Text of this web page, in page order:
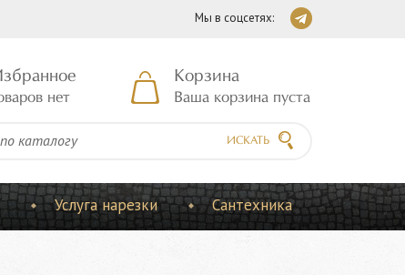
Мы в соцсетях:
нет
Корзина
Ваша корзина пуста
ИСКАТЬ
Услуга нарезки Сантехника